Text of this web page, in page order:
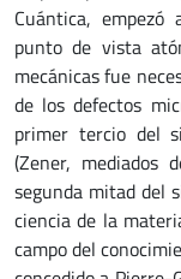
Cuántica,
punto de vista
mecánicas fue
de los defectos
primer tercio del
(Zener, mediados
segunda mitad del
ciencia de la
campo del